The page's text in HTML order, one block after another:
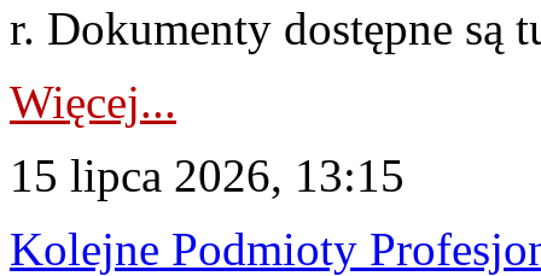
r. Dokumenty dostępne są
Więcej...
15 lipca 2026, 13:15
Kolejne Podmioty